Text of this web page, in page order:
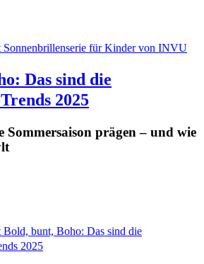
Sonnenbrillenserie für Kinder von INVU
Das sind die
2025
Sommersaison prägen – und wie
Bold, bunt, Boho: Das sind die
2025